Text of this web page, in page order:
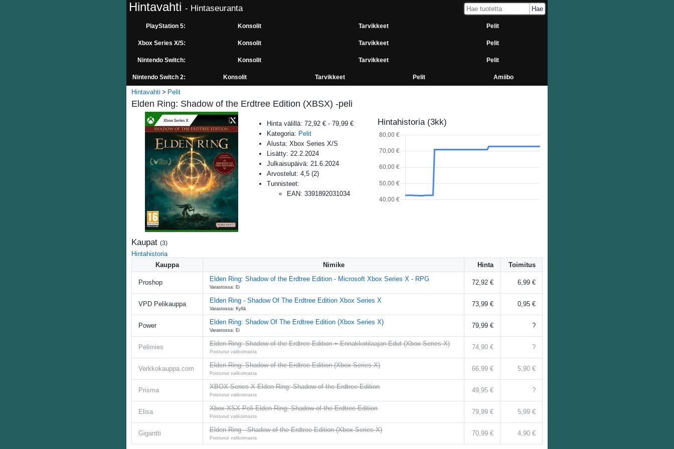
Hintavahti - Hintaseuranta
PlayStation 5: Konsolit Tarvikkeet Pelit
Xbox Series X/S: Konsolit Tarvikkeet Pelit
Nintendo Switch: Konsolit Tarvikkeet Pelit
Nintendo Switch 2: Konsolit Tarvikkeet Pelit Amiibo
Hintavahti Pelit
Elden Ring: Shadow of the Erdtree Edition (XBSX) -peli
Hinta välillä: 72,92 € - 79,99 €
Kategoria: Pelit
Alusta: Xbox Series X/S
Lisätty: 22.2.2024
Julkaisupäivä: 21.6.2024
Arvostelut: 4,5 (2)
Tunnisteet:
EAN: 3391892031034
Hintahistoria (3kk)
Kaupat (3)
Hintahistoria
Kauppa
Nimike Hinta Toimitus
Proshop Elden Ring: Shadow of the Erdtree Edition - Microsoft Xbox Series X - RPG
Varastossa: Ei
72,92 € 6,99 €
VPD Pelikauppa Elden Ring - Shadow Of The Erdtree Edition Xbox Series X
Varastossa: Kyllä
73,99 € 0,95 €
Power Elden Ring: Shadow Of The Erdtree Edition (Xbox Series X)
Varastossa: Ei
79,99 € ?
Pelimies Elden Ring: Shadow of the Erdtree Edition + Ennakkotilaajan Edut (Xbox Series X)
Poistunut valikoimasta
74,90 € ?
Verkkokauppa.com Elden Ring: Shadow of the Erdtree Edition (Xbox Series X)
Poistunut valikoimasta
66,99 € 5,90 €
Prisma XBOX Series X Elden Ring: Shadow of the Erdtree Edition
Poistunut valikoimasta
49,95 € ?
Elisa Xbox XSX Peli Elden Ring: Shadow of the Erdtree Edition
Poistunut valikoimasta
79,99 € 5,99 €
Gigantti Elden Ring - Shadow of the Erdtree Edition (Xbox Series X)
Poistunut valikoimasta
70,99 € 4,90 €